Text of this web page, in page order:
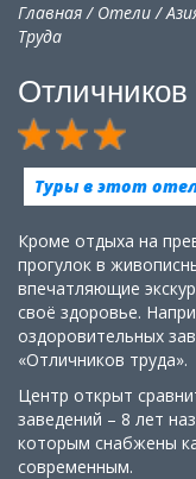
Главная/ Отели/
Труда
Туры в этот
Кроме отдыха на
прогулок в
впечатляющие
своё здоровье.
оздоровительных
«Отличников труда».
Центр открыт
заведений – 8 лет
которым снабжены
современным.